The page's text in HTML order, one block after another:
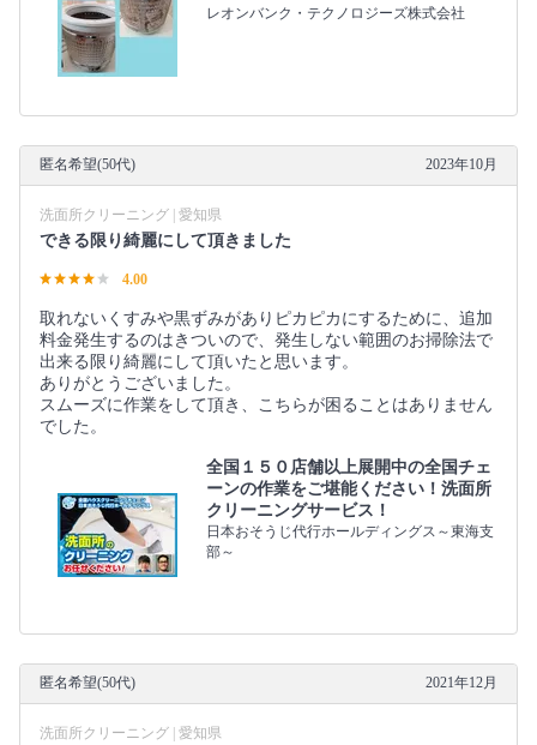
レオンバンク・テクノロジーズ株式会社
匿名希望(50代) 2023年10月
洗面所クリーニング | 愛知県
できる限り綺麗にして頂きました
4.00
取れないくすみや黒ずみがありピカピカにするために、追加
料金発生するのはきついので、発生しない範囲のお掃除法で
出来る限り綺麗にして頂いたと思います。
ありがとうございました。
スムーズに作業をして頂き、こちらが困ることはありません
でした。
全国１５０店舗以上展開中の全国チェ
ーンの作業をご堪能ください！洗面所
クリーニングサービス！
日本おそうじ代行ホールディングス～東海支
部～
匿名希望(50代) 2021年12月
洗面所クリーニング | 愛知県